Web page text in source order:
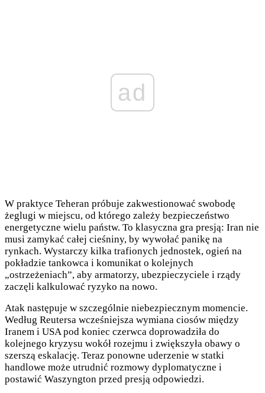
ad
W praktyce Teheran próbuje zakwestionować swobodę
żeglugi w miejscu, od którego zależy bezpieczeństwo
energetyczne wielu państw. To klasyczna gra presją: Iran nie
musi zamykać całej cieśniny, by wywołać panikę na
rynkach. Wystarczy kilka trafionych jednostek, ogień na
pokładzie tankowca i komunikat o kolejnych
„ostrzeżeniach”, aby armatorzy, ubezpieczyciele i rządy
zaczęli kalkulować ryzyko na nowo.
Atak następuje w szczególnie niebezpiecznym momencie.
Według Reutersa wcześniejsza wymiana ciosów między
Iranem i USA pod koniec czerwca doprowadziła do
kolejnego kryzysu wokół rozejmu i zwiększyła obawy o
szerszą eskalację. Teraz ponowne uderzenie w statki
handlowe może utrudnić rozmowy dyplomatyczne i
postawić Waszyngton przed presją odpowiedzi.